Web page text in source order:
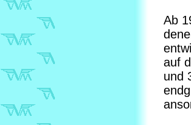
Ab
auf
und